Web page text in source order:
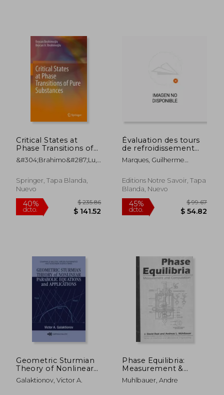
45%
40%
dcto.
40%
dcto.
Critical States at
Phase Transitions of
Pure Substances (en
Inglés)
&#304;brahimo&#287;lu,
&#304;brahimo&#287;lu,
Beycan Jr.
Springer, Tapa Blanda,
Nuevo
Évaluation des tours
de refroidissement
dans l'industrie
chimique (en Francés)
Marques, Guilherme
Roseno, Karina Tamião De
Editions Notre Savoir, Tapa
Blanda, Nuevo
Geometric Sturmian
Theory of Nonlinear
Parabolic Equations
and Applications (en
Galaktionov, Victor A.
Phase Equilibria:
Measurement &
Computation (en
Inglés)
Muhlbauer, Andre